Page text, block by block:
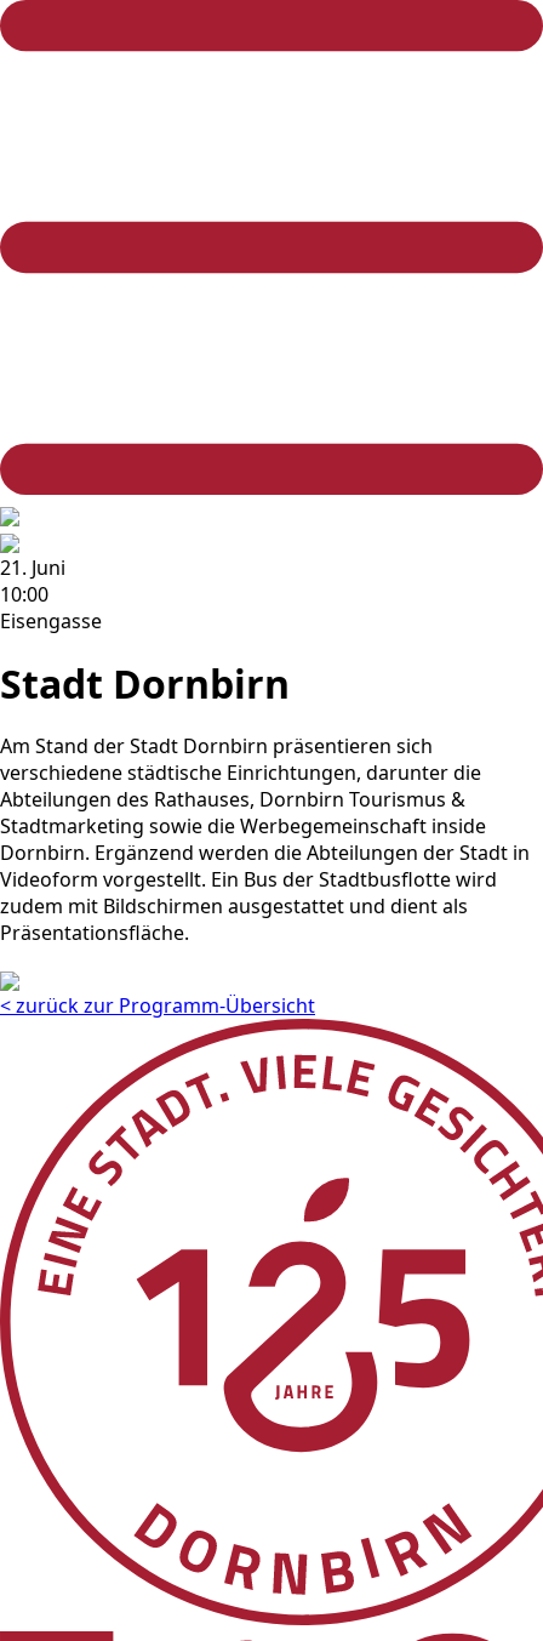
21. Juni
10:00
Eisengasse
Stadt Dornbirn
Am Stand der Stadt Dornbirn präsentieren sich
verschiedene städtische Einrichtungen, darunter die
Abteilungen des Rathauses, Dornbirn Tourismus &
Stadtmarketing sowie die Werbegemeinschaft inside
Dornbirn. Ergänzend werden die Abteilungen der Stadt in
Videoform vorgestellt. Ein Bus der Stadtbusflotte wird
zudem mit Bildschirmen ausgestattet und dient als
Präsentationsfläche.
< zurück zur Programm-Übersicht